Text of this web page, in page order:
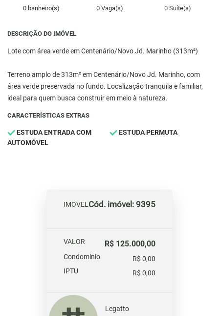
0 banheiro(s) 0 Vaga(s) 0 Suíte(s)
DESCRIÇÃO DO IMÓVEL
Lote com área verde em Centenário/Novo Jd. Marinho (313m²)
Terreno amplo de 313m² em Centenário/Novo Jd. Marinho, com
área verde preservada no fundo. Localização tranquila e familiar,
ideal para quem busca construir em meio à natureza.
CARACTERÍSTICAS EXTRAS
ESTUDA ENTRADA COM
AUTOMÓVEL
ESTUDA PERMUTA
IMOVELCód. imóvel: 9395
VALOR R$ 125.000,00
Condomínio
R$ 0,00
IPTU
R$ 0,00
Legatto